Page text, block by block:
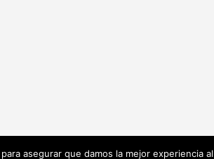
asegurar que damos la mejor